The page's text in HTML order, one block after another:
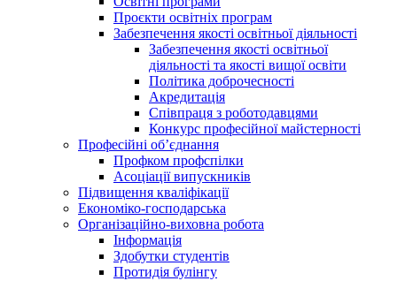
Проєкти освітніх програм
Забезпечення якості освітньої діяльності
Забезпечення якості освітньої
діяльності та якості вищої освіти
Політика доброчесності
Акредитація
Співпраця з роботодавцями
Конкурс професійної майстерності
Професійні об’єднання
Профком профспілки
Асоціації випускників
Підвищення кваліфікації
Економіко-господарська
Організаційно-виховна робота
Інформація
Здобутки студентів
Протидія булінгу